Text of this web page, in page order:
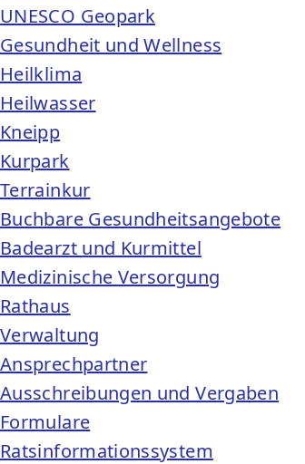
UNESCO Geopark
Gesundheit und Wellness
Heilklima
Heilwasser
Kneipp
Kurpark
Terrainkur
Buchbare Gesundheitsangebote
Badearzt und Kurmittel
Medizinische Versorgung
Rathaus
Verwaltung
Ansprechpartner
Ausschreibungen und Vergaben
Formulare
Ratsinformationssystem